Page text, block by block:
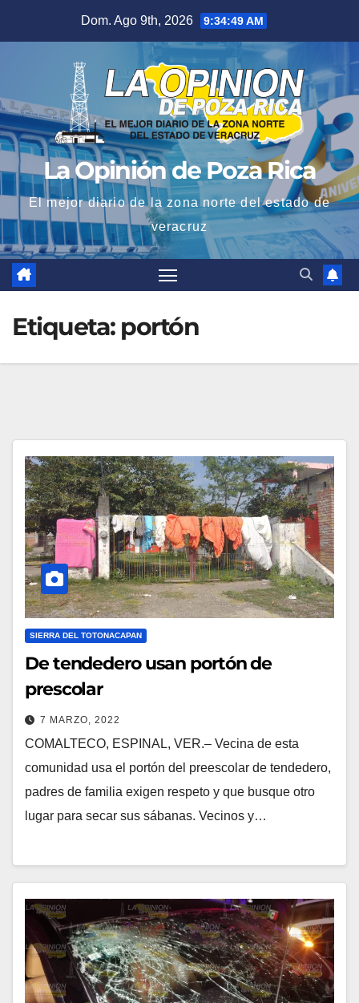
Dom. Ago 9th, 2026 9:34:50 AM
La Opinión de Poza Rica
El mejor diario de la zona norte del estado de
veracruz
Etiqueta: portón
SIERRA DEL TOTONACAPAN
De tendedero usan portón de
prescolar
7 MARZO, 2022
COMALTECO, ESPINAL, VER.– Vecina de esta
comunidad usa el portón del preescolar de tendedero,
padres de familia exigen respeto y que busque otro
lugar para secar sus sábanas. Vecinos y…